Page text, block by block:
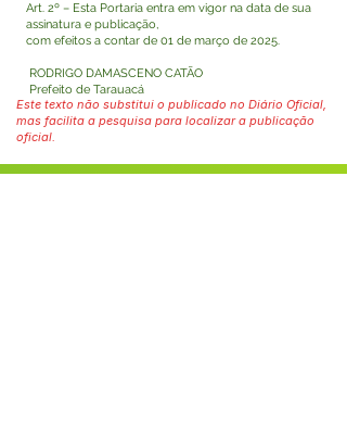
Art. 2º – Esta Portaria entra em vigor na data de sua
assinatura e publicação,
com efeitos a contar de 01 de março de 2025.
RODRIGO DAMASCENO CATÃO
Prefeito de Tarauacá
Este texto não substitui o publicado no Diário Oficial,
mas facilita a pesquisa para localizar a publicação
oficial.